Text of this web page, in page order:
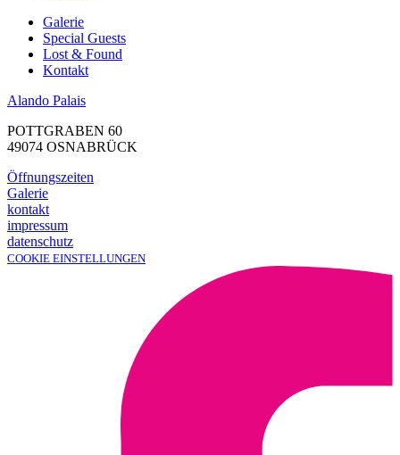
Galerie
Special Guests
Lost & Found
Kontakt
Alando Palais
POTTGRABEN 60
49074 OSNABRÜCK
Öffnungszeiten
Galerie
kontakt
impressum
datenschutz
COOKIE EINSTELLUNGEN